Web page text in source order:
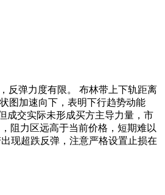
反弹力度有限。 布林带上下轨距离
图加速向下，表明下行趋势动能
成交实际未形成买方主导力量，市
阻力区远高于当前价格，短期难以
现超跌反弹，注意严格设置止损在